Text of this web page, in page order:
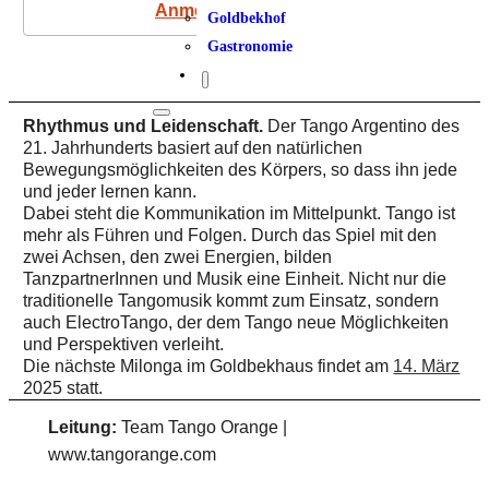
Goldbekhof
Gastronomie
Anmeldung
Rhythmus und Leidenschaft. Der Tango Argentino des
21. Jahrhunderts basiert auf den natürlichen
Bewegungsmöglichkeiten des Körpers, so dass ihn jede
und jeder lernen kann.
Dabei steht die Kommunikation im Mittelpunkt. Tango ist
mehr als Führen und Folgen. Durch das Spiel mit den
zwei Achsen, den zwei Energien, bilden
TanzpartnerInnen und Musik eine Einheit. Nicht nur die
traditionelle Tangomusik kommt zum Einsatz, sondern
auch ElectroTango, der dem Tango neue Möglichkeiten
und Perspektiven verleiht.
Die nächste Milonga im Goldbekhaus findet am 14. März
2025 statt.
Leitung: Team Tango Orange |
www.tangorange.com